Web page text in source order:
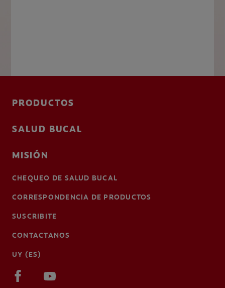
PRODUCTOS
SALUD BUCAL
MISIÓN
CHEQUEO DE SALUD BUCAL
CORRESPONDENCIA DE PRODUCTOS
SUSCRIBITE
CONTACTANOS
UY (ES)